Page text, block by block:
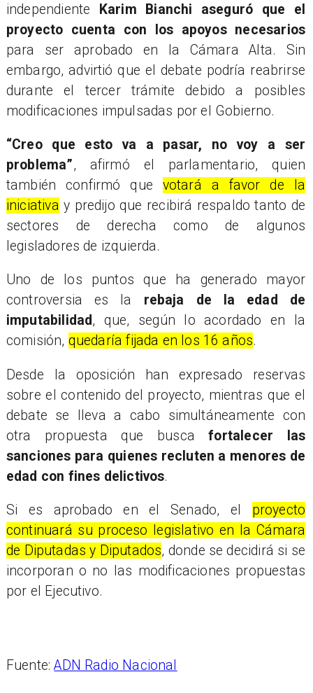
independiente Karim Bianchi aseguró que el
proyecto cuenta con los apoyos necesarios
para ser aprobado en la Cámara Alta. Sin
embargo, advirtió que el debate podría reabrirse
durante el tercer trámite debido a posibles
modificaciones impulsadas por el Gobierno.
“Creo que esto va a pasar, no voy a ser
problema”, afirmó el parlamentario, quien
también confirmó que votará a favor de la
iniciativa y predijo que recibirá respaldo tanto de
sectores de derecha como de algunos
legisladores de izquierda.
Uno de los puntos que ha generado mayor
controversia es la rebaja de la edad de
imputabilidad, que, según lo acordado en la
comisión, quedaría fijada en los 16 años.
Desde la oposición han expresado reservas
sobre el contenido del proyecto, mientras que el
debate se lleva a cabo simultáneamente con
otra propuesta que buscafortalecer las
sanciones para quienes recluten a menores de
edad con fines delictivos.
Si es aprobado en el Senado, el proyecto
continuará su proceso legislativo en la Cámara
de Diputadas y Diputados, donde se decidirá si se
incorporan o no las modificaciones propuestas
por el Ejecutivo.
Fuente:ADN Radio Nacional